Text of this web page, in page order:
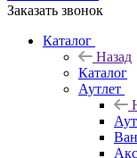
Заказать звонок
Каталог
Назад
Каталог
Аутлет